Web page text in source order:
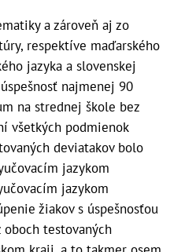
a zároveň aj zo
respektíve maďarského
jazyka a slovenskej
najmenej 90
na strednej škole bez
všetkých podmienok
deviatakov bolo
jazykom
jazykom
žiakov s úspešnosťou
oboch testovaných